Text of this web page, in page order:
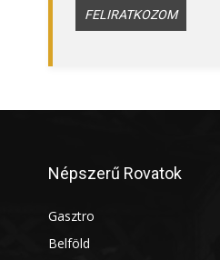
Népszerű Rovatok
Gasztro
Belföld